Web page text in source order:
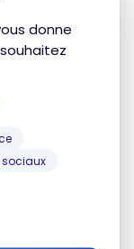
donne
sociaux
Classe